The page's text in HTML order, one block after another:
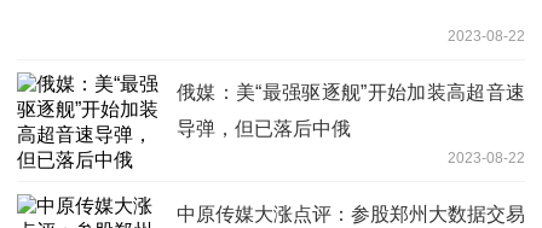
2023-08-22
俄媒：美“最强驱逐舰”开始加装高超音速
导弹，但已落后中俄
2023-08-22
中原传媒大涨点评：参股郑州大数据交易